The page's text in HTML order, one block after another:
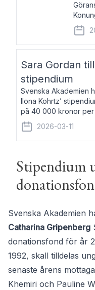
fem
syfte
Sara Gordan
stipendium
Svenska Akademien
Ilona Kohrtz’
på 40 000 kronor per
författare och
det prosalyriska verket
2026-03-11
Stipendium
Svenska Akademien
Catharina Gripenberg
donationsfond för år
1992, skall tilldelas
senaste årens
Khemiri och Pauline